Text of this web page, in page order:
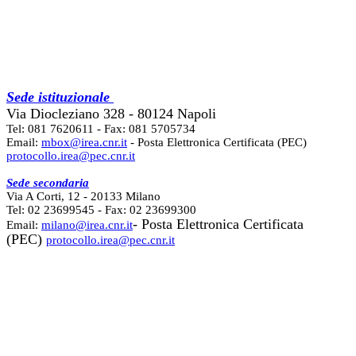
Sede istituzionale
Via Diocleziano 328 - 80124 Napoli
Tel: 081 7620611 - Fax: 081 5705734
Email: mbox@irea.cnr.it - Posta Elettronica Certificata (PEC)
protocollo.irea@pec.cnr.it
Sede secondaria
Via A Corti, 12 - 20133 Milano
Tel: 02 23699545 - Fax: 02 23699300
Email: milano@irea.cnr.it- Posta Elettronica Certificata
(PEC) protocollo.irea@pec.cnr.it